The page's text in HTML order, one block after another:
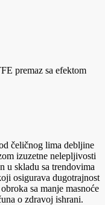
premaz sa efektom
čeličnog lima debljine
izuzetne nelepljivosti
u skladu sa trendovima
osigurava dugotrajnost
sa manje masnoće
o zdravoj ishrani.